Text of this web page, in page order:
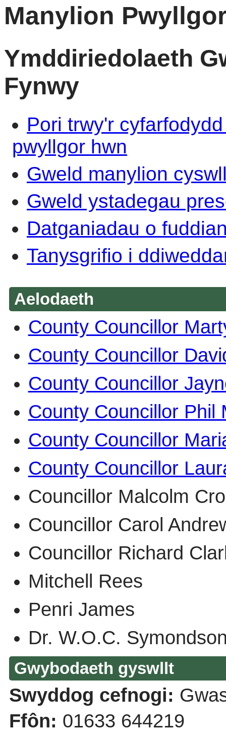
Manylion
Ymddiriedolaeth
Fynwy
Pori trwy'r
pwyllgor hwn
Gweld manylion
Gweld ystadegau
Datganiadau o
Tanysgrifio i
Aelodaeth
County Councillor
County Councillor
County Councillor
County Councillor Phil
County Councillor
County Councillor
Councillor Malcolm
Councillor Carol
Councillor Richard
Mitchell Rees
Penri James
Dr. W.O.C.
Gwybodaeth gyswllt
Swyddog cefnogi:
Ffôn: 01633 644219